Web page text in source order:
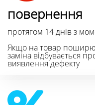
повернення
протягом 14 днів з
Якщо на товар
заміна відбувається
виявлення дефекту